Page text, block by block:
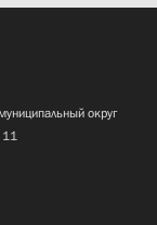
округ
11